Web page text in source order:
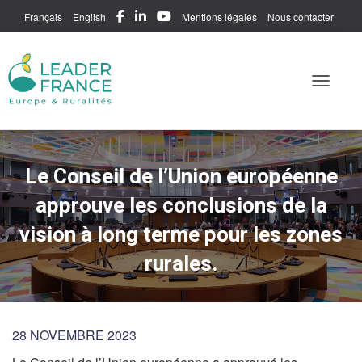
Français English Mentions légales Nous contacter
Le Conseil de l’Union européenne
approuve les conclusions de la
vision à long terme pour les zones
rurales.
28 NOVEMBRE 2023